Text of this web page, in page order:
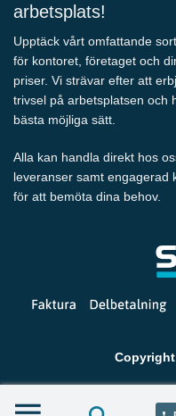
arbetsplats!
Upptäck vårt omfattande
för kontoret, företaget och
priser. Vi strävar efter att
trivsel på arbetsplatsen och
bästa möjliga sätt.
Alla kan handla direkt hos
leveranser samt engagerad
för att bemöta dina behov.